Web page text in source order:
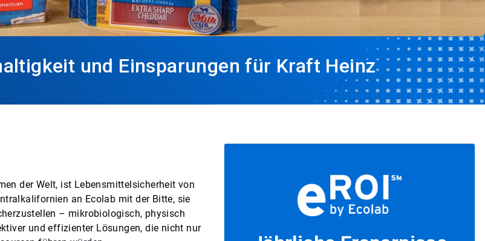
und Einsparungen für Kraft Heinz
der Welt, ist Lebensmittelsicherheit von
an Ecolab mit der Bitte, sie
– mikrobiologisch, physisch
und effizienter Lösungen, die nicht nur